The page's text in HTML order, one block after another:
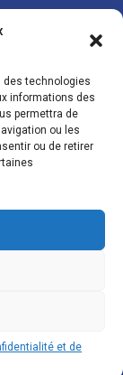
des technologies
informations des
permettra de
ou les
ou de retirer
et de
envoyer des
à tout moment
d'information.
- Réalisation :